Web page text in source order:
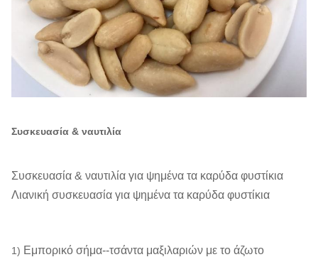
Συσκευασία & ναυτιλία
Συσκευασία & ναυτιλία για ψημένα τα καρύδα φυστίκια
Λιανική συσκευασία για ψημένα τα καρύδα φυστίκια
1) Εμπορικό σήμα--τσάντα μαξιλαριών με το άζωτο